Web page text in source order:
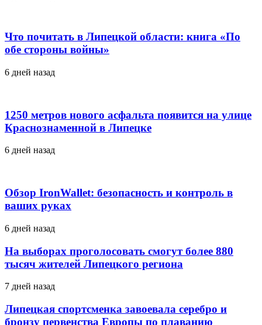
Что почитать в Липецкой области: книга «По
обе стороны войны»
6 дней назад
1250 метров нового асфальта появится на улице
Краснознаменной в Липецке
6 дней назад
Обзор IronWallet: безопасность и контроль в
ваших руках
6 дней назад
На выборах проголосовать смогут более 880
тысяч жителей Липецкого региона
7 дней назад
Липецкая спортсменка завоевала серебро и
бронзу первенства Европы по плаванию